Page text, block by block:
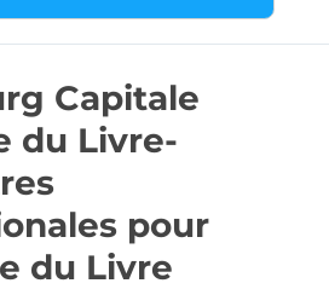
Capitale
du Livre-
pour
du Livre